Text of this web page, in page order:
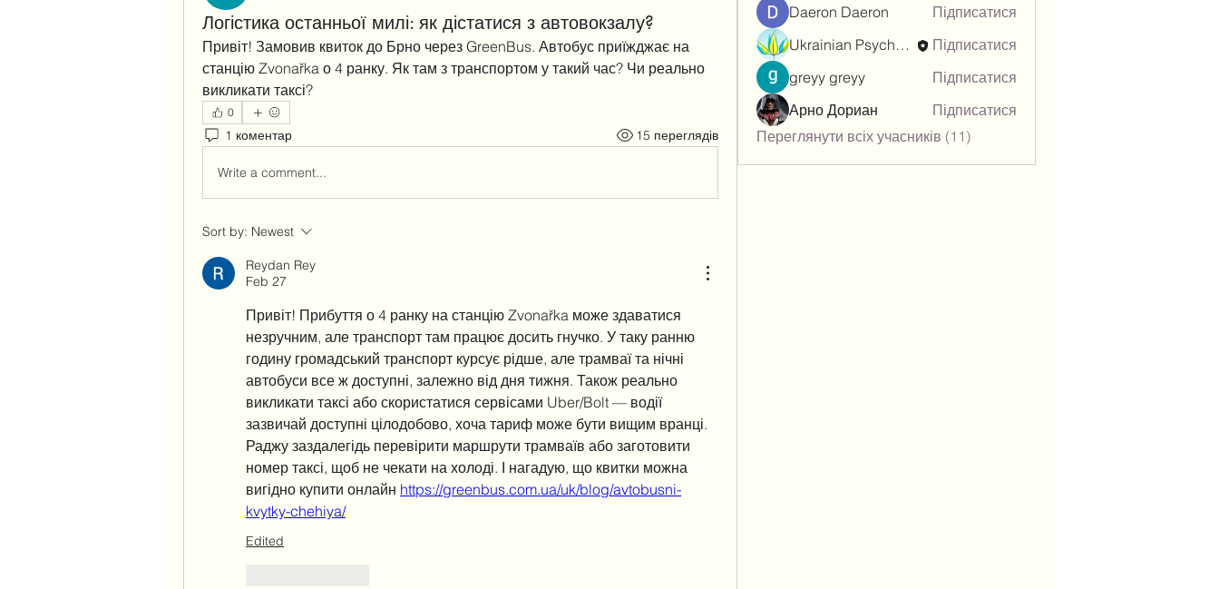
Логістика останньої милі: як дістатися з автовокзалу?
Привіт! Замовив квиток до Брно через GreenBus. Автобус приїжджає на
станцію Zvonařka о 4 ранку. Як там з транспортом у такий час? Чи реально
викликати таксі?
0
1 коментар 15 переглядів
Write a comment...
Sort by: Newest
Reydan Rey
Feb 27
Привіт! Прибуття о 4 ранку на станцію Zvonařka може здаватися
незручним, але транспорт там працює досить гнучко. У таку ранню
годину громадський транспорт курсує рідше, але трамваї та нічні
автобуси все ж доступні, залежно від дня тижня. Також реально
викликати таксі або скористатися сервісами Uber/Bolt — водії
зазвичай доступні цілодобово, хоча тариф може бути вищим вранці.
Раджу заздалегідь перевірити маршрути трамваїв або заготовити
номер таксі, щоб не чекати на холоді. І нагадую, що квитки можна
вигідно купити онлайн https://greenbus.com.ua/uk/blog/avtobusni-
kvytky-chehiya/
Edited
Daeron Daeron
Підписатися
Ukrainian Psychologists Association
Підписатися
greyy greyy
Підписатися
Арно Дориан
Підписатися
Переглянути всіх учасників (11)